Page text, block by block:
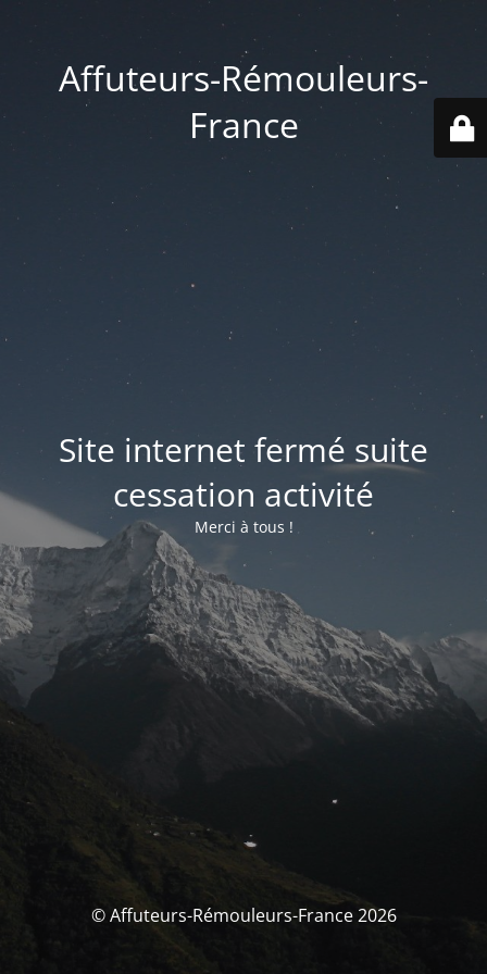
Affuteurs-Rémouleurs-
France
Site internet fermé suite
cessation activité
Merci à tous !
© Affuteurs-Rémouleurs-France 2026